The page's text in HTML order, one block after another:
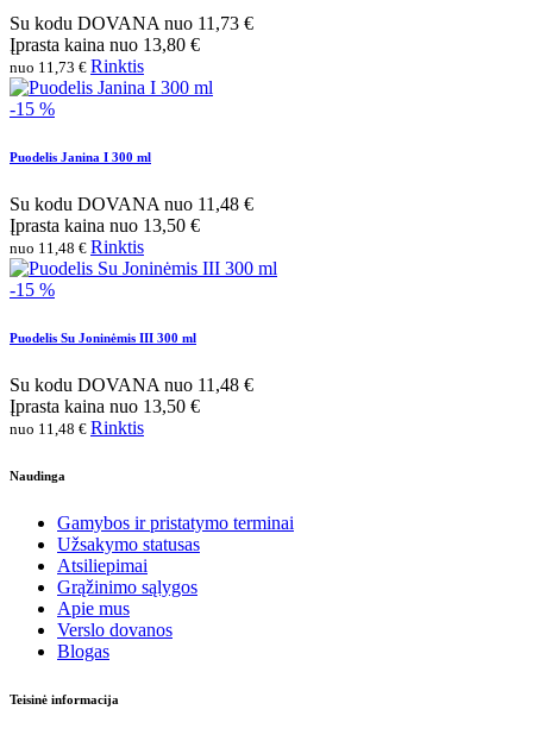
Su kodu DOVANA nuo 11,73 €
Įprasta kaina nuo 13,80 €
nuo 11,73 € Rinktis
-15 %
Puodelis Janina I 300 ml
Su kodu DOVANA nuo 11,48 €
Įprasta kaina nuo 13,50 €
nuo 11,48 € Rinktis
-15 %
Puodelis Su Joninėmis III 300 ml
Su kodu DOVANA nuo 11,48 €
Įprasta kaina nuo 13,50 €
nuo 11,48 € Rinktis
Naudinga
Gamybos ir pristatymo terminai
Užsakymo statusas
Atsiliepimai
Grąžinimo sąlygos
Apie mus
Verslo dovanos
Blogas
Teisinė informacija